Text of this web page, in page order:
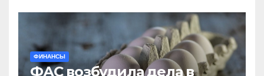
ФИНАНСЫ
ФАС возбудила дела в